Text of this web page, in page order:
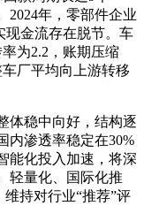
2024年，零部件企业
现金流存在脱节。车
为2.2，账期压缩
厂平均向上游转移
体稳中向好，结构逐
内渗透率稳定在30%
能化投入加速，将深
轻量化、国际化推
持对行业“推荐”评